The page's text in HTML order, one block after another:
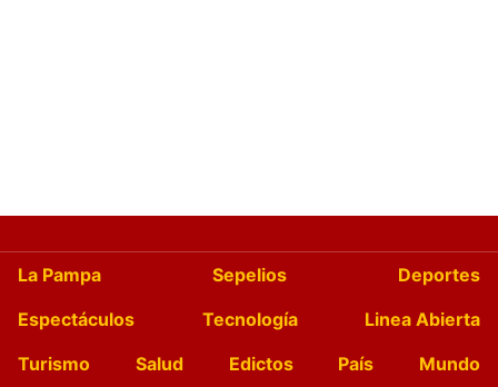
La Pampa Sepelios
Deportes
Espectáculos
Tecnología
Linea Abierta
Turismo
Salud Edictos País
Mundo